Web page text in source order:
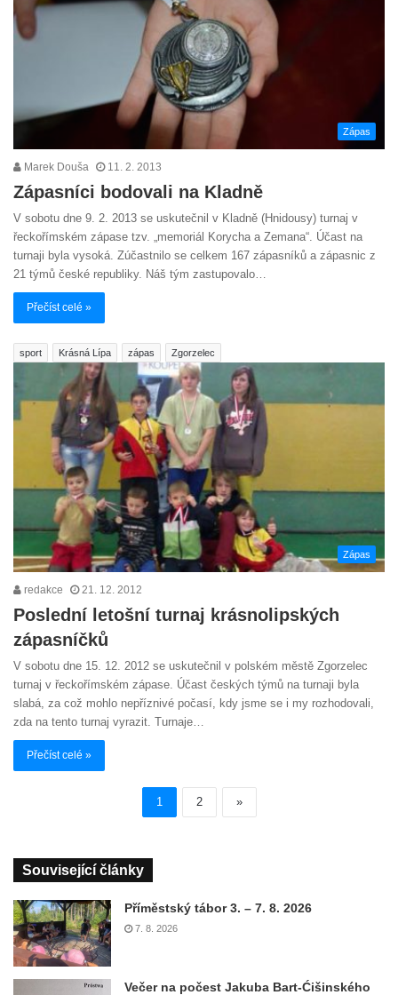
Zápas
Marek Douša 11. 2. 2013
Zápasníci bodovali na Kladně
V sobotu dne 9. 2. 2013 se uskutečnil v Kladně (Hnidousy) turnaj v
řeckořímském zápase tzv. „memoriál Korycha a Zemana“. Účast na
turnaji byla vysoká. Zúčastnilo se celkem 167 zápasníků a zápasnic z
21 týmů české republiky. Náš tým zastupovalo…
Přečíst celé »
sport Krásná Lípa zápas Zgorzelec
Zápas
redakce 21. 12. 2012
Poslední letošní turnaj krásnolipských
zápasníčků
V sobotu dne 15. 12. 2012 se uskutečnil v polském městě Zgorzelec
turnaj v řeckořímském zápase. Účast českých týmů na turnaji byla
slabá, za což mohlo nepříznivé počasí, kdy jsme se i my rozhodovali,
zda na tento turnaj vyrazit. Turnaje…
Přečíst celé »
1 2 »
Související články
Příměstský tábor 3. – 7. 8. 2026
7. 8. 2026
Večer na počest Jakuba Bart-Ćišinského